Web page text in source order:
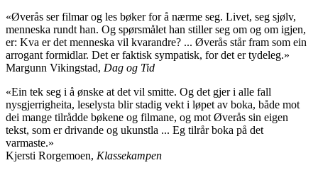
«Øverås ser filmar og les bøker for å nærme seg. Livet, seg sjølv,
menneska rundt han. Og spørsmålet han stiller seg om og om igjen,
er: Kva er det menneska vil kvarandre? ... Øverås står fram som ein
arrogant formidlar. Det er faktisk sympatisk, for det er tydeleg.»
Margunn Vikingstad, Dag og Tid
«Ein tek seg i å ønske at det vil smitte. Og det gjer i alle fall
nysgjerrigheita, leselysta blir stadig vekt i løpet av boka, både mot
dei mange tilrådde bøkene og filmane, og mot Øverås sin eigen
tekst, som er drivande og ukunstla ... Eg tilrår boka på det
varmaste.»
Kjersti Rorgemoen, Klassekampen